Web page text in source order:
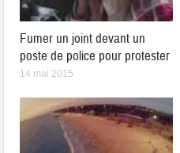
Fumer un joint devant un
poste de police pour protester
14 mai 2015